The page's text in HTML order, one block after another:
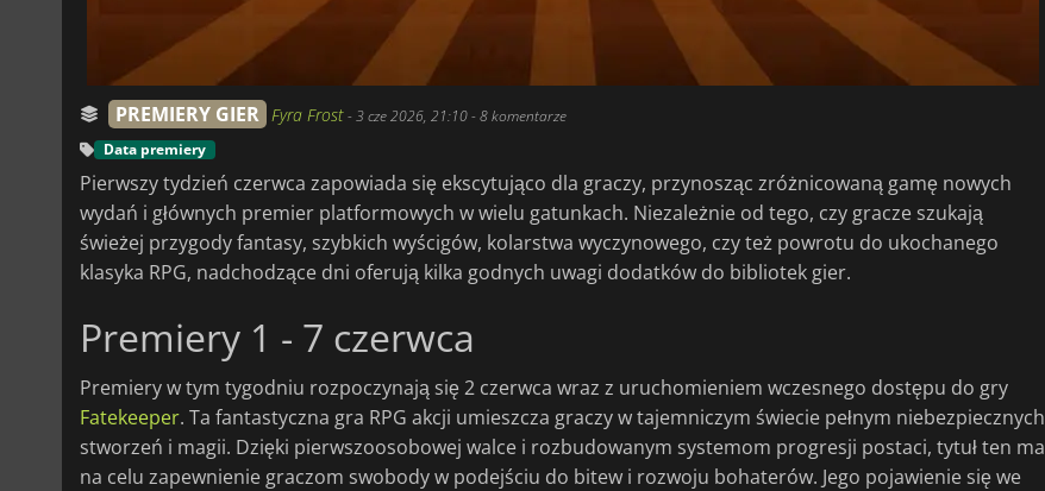
PREMIERY GIER Fyra Frost-3 cze 2026, 21:10- 8 komentarze
Data premiery
Pierwszy tydzień czerwca zapowiada się ekscytująco dla graczy, przynosząc zróżnicowaną gamę nowych
wydań i głównych premier platformowych w wielu gatunkach. Niezależnie od tego, czy gracze szukają
świeżej przygody fantasy, szybkich wyścigów, kolarstwa wyczynowego, czy też powrotu do ukochanego
klasyka RPG, nadchodzące dni oferują kilka godnych uwagi dodatków do bibliotek gier.
Premiery 1 - 7 czerwca
Premiery w tym tygodniu rozpoczynają się 2 czerwca wraz z uruchomieniem wczesnego dostępu do gry
Fatekeeper. Ta fantastyczna gra RPG akcji umieszcza graczy w tajemniczym świecie pełnym niebezpiecznych
stworzeń i magii. Dzięki pierwszoosobowej walce i rozbudowanym systemom progresji postaci, tytuł ten ma
na celu zapewnienie graczom swobody w podejściu do bitew i rozwoju bohaterów. Jego pojawienie się we